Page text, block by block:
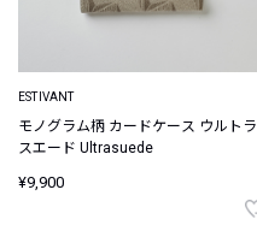
ESTIVANT
モノグラム柄 カードケース ウルトラ
スエード Ultrasuede
¥9,900